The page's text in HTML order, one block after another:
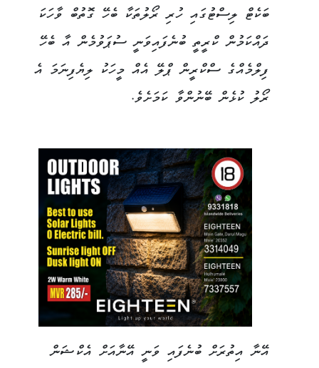
ބަކެޓް ލިސްޓުގައި ހުރި ރޯލުތަކާ ބެހޭ ގޮތުބް ވާހަކަ
ދައްކަމުން ކްރީތީ ބުނެފައިވަނީ ސުޕަވުމެން އާ ބެހޭ
ފިލްމެއްގެ ސްކްރީން ޕްލޭ އެއް މީހަކު ލިޔެފިނަމަ އެ
ރޯލު ކުޅެން ބޭނުންވާ ކަމަށެވެ.
އޭނާ އިތުރަށް ބުނެފައި ވަނީ އޭނާއަށް އެކްޝަން